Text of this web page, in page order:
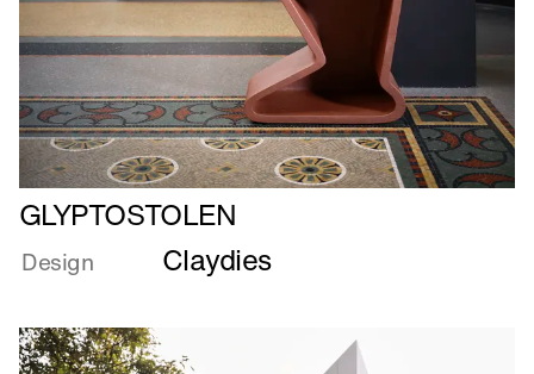
Læs
mere
om
GLYPTOSTOLEN
Design Claydies